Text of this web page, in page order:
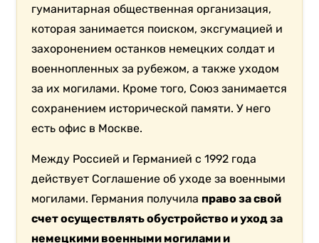
гуманитарная общественная организация,
которая занимается поиском, эксгумацией и
захоронением останков немецких солдат и
военнопленных за рубежом, а также уходом
за их могилами. Кроме того, Союз занимается
сохранением исторической памяти. У него
есть офис в Москве.
Между Россией и Германией с 1992 года
действует Соглашение об уходе за военными
могилами. Германия получила право за свой
счет осуществлять обустройство и уход за
немецкими военными могилами и